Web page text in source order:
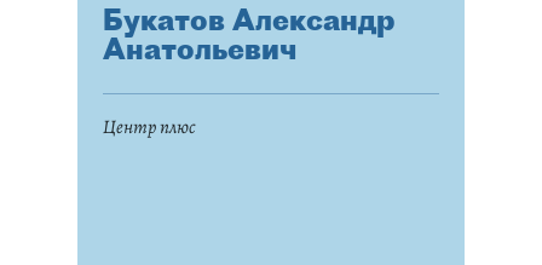
Букатов Александр
Анатольевич
Центр плюс